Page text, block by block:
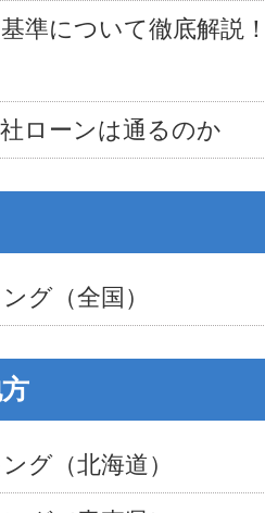
準について徹底解説
ローンは通るのか
グ（全国）
グ（北海道）